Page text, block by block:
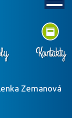
Kontakty
Zemanová